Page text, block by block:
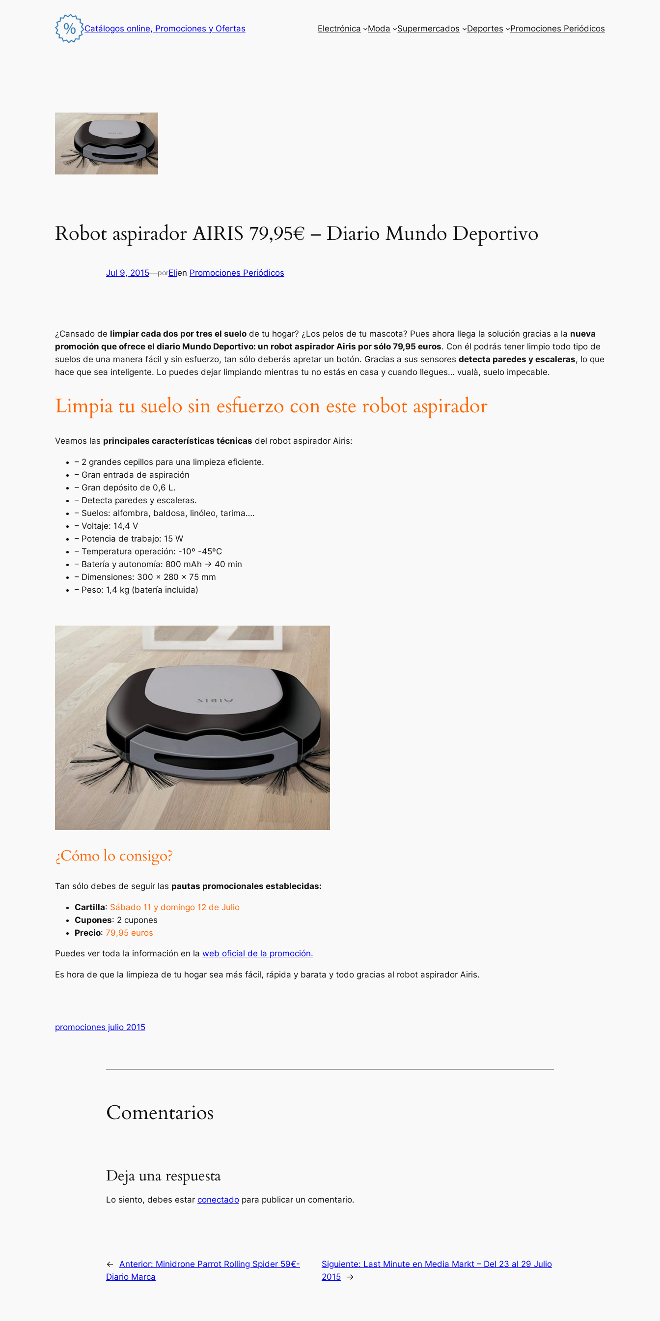
Catálogos online, Promociones y Ofertas Electrónica Moda Supermercados Deportes Promociones Periódicos
Robot aspirador AIRIS 79,95€ – Diario Mundo Deportivo
Jul 9, 2015—porElien Promociones Periódicos
¿Cansado de limpiar cada dos por tres el suelo de tu hogar? ¿Los pelos de tu mascota? Pues ahora llega la solución gracias a la nueva
promoción que ofrece el diario Mundo Deportivo: un robot aspirador Airis por sólo 79,95 euros. Con él podrás tener limpio todo tipo de
suelos de una manera fácil y sin esfuerzo, tan sólo deberás apretar un botón. Gracias a sus sensores detecta paredes y escaleras, lo que
hace que sea inteligente. Lo puedes dejar limpiando mientras tu no estás en casa y cuando llegues… vualà, suelo impecable.
Limpia tu suelo sin esfuerzo con este robot aspirador
Veamos las principales características técnicas del robot aspirador Airis:
– 2 grandes cepillos para una limpieza eficiente.
– Gran entrada de aspiración
– Gran depósito de 0,6 L.
– Detecta paredes y escaleras.
– Suelos: alfombra, baldosa, linóleo, tarima….
– Voltaje: 14,4 V
– Potencia de trabajo: 15 W
– Temperatura operación: -10º -45ºC
– Batería y autonomía: 800 mAh -> 40 min
– Dimensiones: 300 x 280 x 75 mm
– Peso: 1,4 kg (batería incluida)
¿Cómo lo consigo?
Tan sólo debes de seguir las pautas promocionales establecidas:
Cartilla: Sábado 11 y domingo 12 de Julio
Cupones: 2 cupones
Precio: 79,95 euros
Puedes ver toda la información en la web oficial de la promoción.
Es hora de que la limpieza de tu hogar sea más fácil, rápida y barata y todo gracias al robot aspirador Airis.
promociones julio 2015
Comentarios
Deja una respuesta
Lo siento, debes estar conectado para publicar un comentario.
← Anterior: Minidrone Parrot Rolling Spider 59€-
Diario Marca
Siguiente: Last Minute en Media Markt – Del 23 al 29 Julio
2015
→